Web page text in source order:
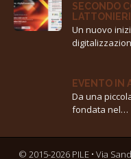
SECONDO
LATTONIERI
Un nuovo
EVENTO IN
Da una
fondata nel…
© 2015-2026 PILE • Via